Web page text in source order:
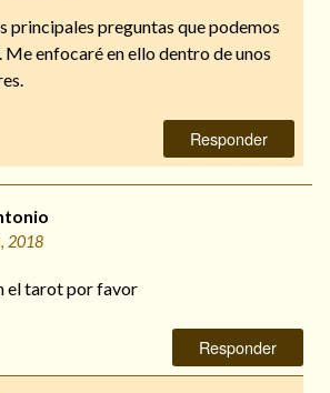
principales preguntas que podemos
enfocaré en ello dentro de unos
Responder
2018
el tarot por favor
Responder